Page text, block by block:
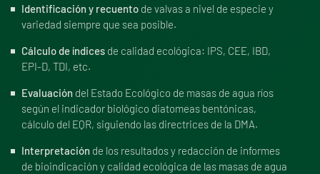
Identificación y recuento de valvas a nivel de especie y
variedad siempre que sea posible.
Cálculo de índices de calidad ecológica: IPS, CEE, IBD,
EPI-D, TDI, etc.
Evaluación del Estado Ecológico de masas de agua ríos
según el indicador biológico diatomeas bentónicas,
cálculo del EQR, siguiendo las directrices de la DMA.
Interpretación de los resultados y redacción de informes
de bioindicación y calidad ecológica de las masas de agua